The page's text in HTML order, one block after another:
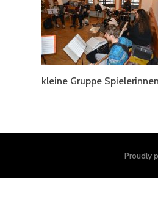
kleine Gruppe
Proudly